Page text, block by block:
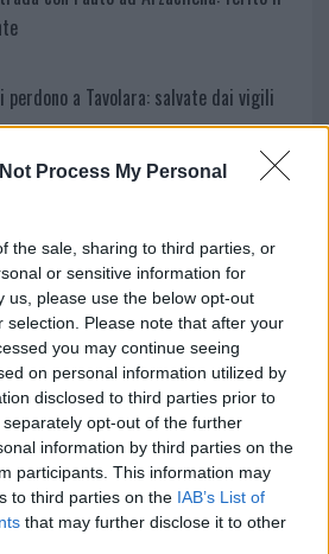
Process My Personal
the sale, sharing to third parties, or
or sensitive information for
us, please use the below opt-out
selection. Please note that after your
you may continue seeing
on personal information utilized by
disclosed to third parties prior to
opt-out of the further
information by third parties on the
participants. This information may
to third parties on the IAB’s List of
that may further disclose it to other
perdono a Tavolara: salvate dai vigili
6 agosto, migliora il tempo in